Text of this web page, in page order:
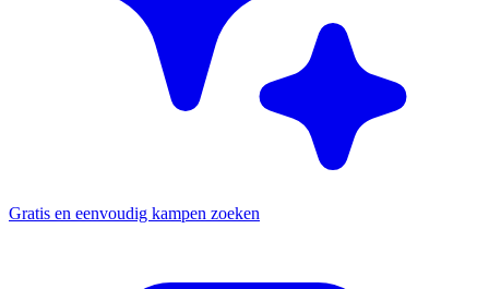
Gratis en eenvoudig kampen zoeken